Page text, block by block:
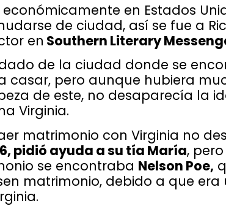
en Estados
de ciudad, así se fue a
en Southern Literary
de la ciudad donde se
casar, pero aunque hubiera
de este, no desaparecía la
Virginia.
matrimonio con Virginia no
pidió ayuda a su tía María,
se encontraba Nelson Poe,
matrimonio, debido a que era